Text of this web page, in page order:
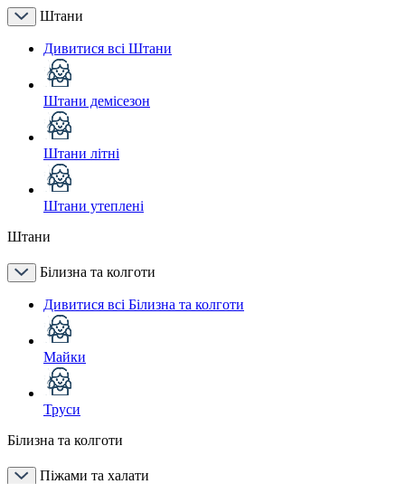
Штани
Дивитися всі Штани
Штани демісезон
Штани літні
Штани утеплені
Штани
Білизна та колготи
Дивитися всі Білизна та колготи
Майки
Труси
Білизна та колготи
Піжами та халати